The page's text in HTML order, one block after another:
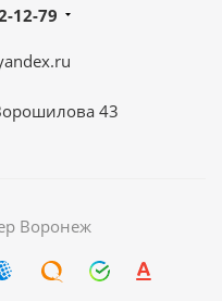
12-79
43
Воронеж